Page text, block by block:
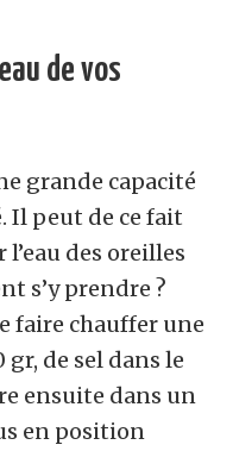
de vos
grande capacité
Il peut de ce fait
des oreilles
s’y prendre ?
faire chauffer une
de sel dans le
ensuite dans un
en position